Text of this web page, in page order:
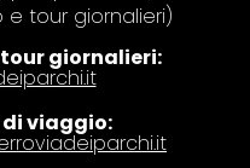
e tour giornalieri)
giornalieri:
viaggio: